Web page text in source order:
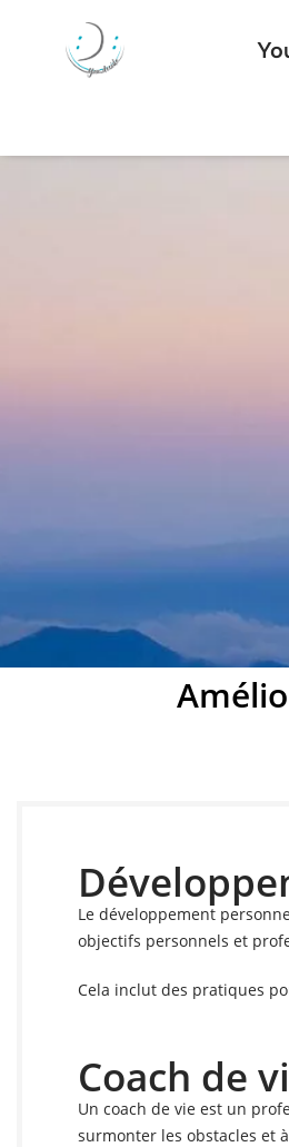
Le développement
objectifs personnels et
Cela inclut des pratiques
Coach de
Un coach de vie est un
surmonter les obstacles et